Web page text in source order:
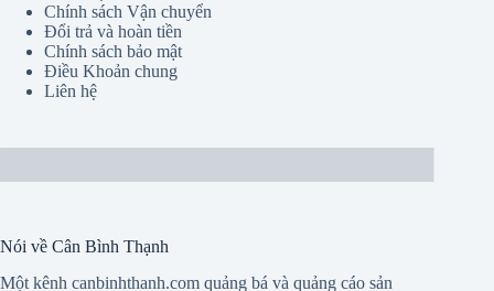
Chính sách Vận chuyển
Đổi trả và hoàn tiền
Chính sách bảo mật
Điều Khoản chung
Liên hệ
Nói về Cân Bình Thạnh
Một kênh canbinhthanh.com quảng bá và quảng cáo sản